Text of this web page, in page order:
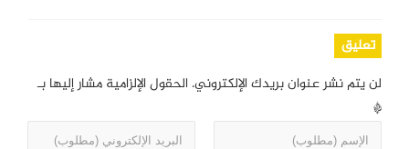
تعليق
لن يتم نشر عنوان بريدك الإلكتروني. الحقول الإلزامية مشار إليها بـ
*